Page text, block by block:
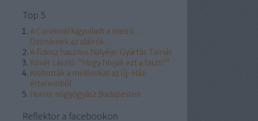
Top 5
A Corvinnál kigyulladt a metró....
Özönlenek az aláírók...
A Fidesz hasznos hülyéje: Gyárfás Tamás
Kövér László: "Hogy hívják ezt a faszt?"
Kitiltották a melósokat az Új-Házi
étteremből
Horror nőgyógyász Budapesten
Reflektor a facebookon